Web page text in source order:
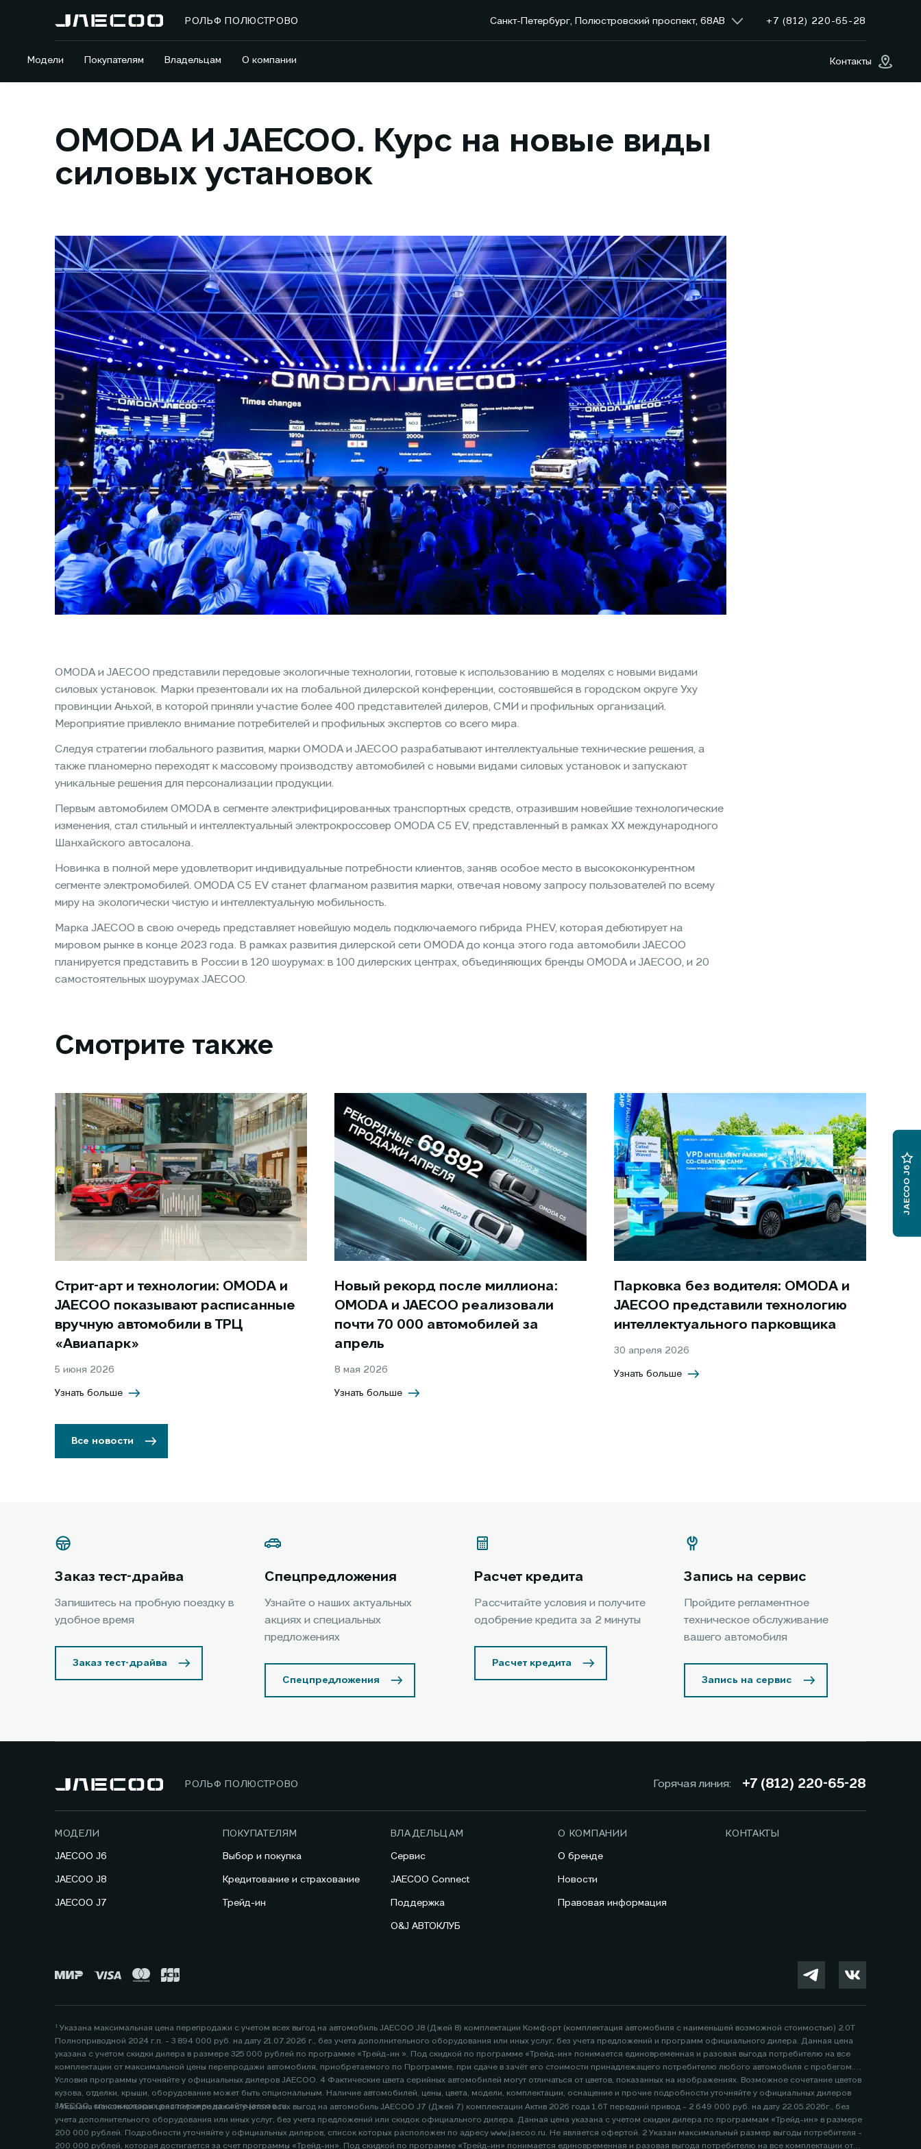
РОЛЬФ ПОЛЮСТРОВО Санкт-Петербург, Полюстровский проспект, 68АВ +7 (812) 220-65-28
Модели Покупателям Владельцам О компании Контакты
JAECOO J6
OMODA И JAECOO. Курс на новые виды
силовых установок
OMODA и JAECOO представили передовые экологичные технологии, готовые к использованию в моделях с новыми видами
силовых установок. Марки презентовали их на глобальной дилерской конференции, состоявшейся в городском округе Уху
провинции Аньхой, в которой приняли участие более 400 представителей дилеров, СМИ и профильных организаций.
Мероприятие привлекло внимание потребителей и профильных экспертов со всего мира.
Следуя стратегии глобального развития, марки OMODA и JAECOO разрабатывают интеллектуальные технические решения, а
также планомерно переходят к массовому производству автомобилей с новыми видами силовых установок и запускают
уникальные решения для персонализации продукции.
Первым автомобилем OMODA в сегменте электрифицированных транспортных средств, отразившим новейшие технологические
изменения, стал стильный и интеллектуальный электрокроссовер OMODA С5 EV, представленный в рамках XX международного
Шанхайского автосалона.
Новинка в полной мере удовлетворит индивидуальные потребности клиентов, заняв особое место в высококонкурентном
сегменте электромобилей. OMODA С5 EV станет флагманом развития марки, отвечая новому запросу пользователей по всему
миру на экологически чистую и интеллектуальную мобильность.
Марка JAECOO в свою очередь представляет новейшую модель подключаемого гибрида PHEV, которая дебютирует на
мировом рынке в конце 2023 года. В рамках развития дилерской сети OMODA до конца этого года автомобили JAECOO
планируется представить в России в 120 шоурумах: в 100 дилерских центрах, объединяющих бренды OMODA и JAECOO, и 20
самостоятельных шоурумах JAECOO.
Смотрите также
Стрит-арт и технологии: OMODA и
JAECOO показывают расписанные
вручную автомобили в ТРЦ
«Авиапарк»
5 июня 2026
Узнать больше
Новый рекорд после миллиона:
OMODA и JAECOO реализовали
почти 70 000 автомобилей за
апрель
8 мая 2026
Узнать больше
Парковка без водителя: OMODA и
JAECOO представили технологию
интеллектуального парковщика
30 апреля 2026
Узнать больше
Все новости
Заказ тест-драйва
Запишитесь на пробную поездку в
удобное время
Заказ тест-драйва
Спецпредложения
Узнайте о наших актуальных
акциях и специальных
предложениях
Спецпредложения
Расчет кредита
Рассчитайте условия и получите
одобрение кредита за 2 минуты
Расчет кредита
Запись на сервис
Пройдите регламентное
техническое обслуживание
вашего автомобиля
Запись на сервис
РОЛЬФ ПОЛЮСТРОВО Горячая линия: +7 (812) 220-65-28
МОДЕЛИ
JAECOO J6
JAECOO J8
JAECOO J7
ПОКУПАТЕЛЯМ
Выбор и покупка
Кредитование и страхование
Трейд-ин
ВЛАДЕЛЬЦАМ
Сервис
JAECOO Connect
Поддержка
O&J АВТОКЛУБ
О КОМПАНИИ
О бренде
Новости
Правовая информация
КОНТАКТЫ
¹ Указана максимальная цена перепродажи с учетом всех выгод на автомобиль JAECOO J8 (Джей 8) комплектации Комфорт (комплектация автомобиля с наименьшей возможной стоимостью) 2.0Т
Полноприводной 2024 г.п. - 3 894 000 руб. на дату 21.07.2026 г., без учета дополнительного оборудования или иных услуг, без учета предложений и программ официального дилера. Данная цена
указана с учетом скидки дилера в размере 325 000 рублей по программе «Трейд-ин ». Под скидкой по программе «Трейд-ин» понимается единовременная и разовая выгода потребителю на все
комплектации от максимальной цены перепродажи автомобиля, приобретаемого по Программе, при сдаче в зачёт его стоимости принадлежащего потребителю любого автомобиля с пробегом.
Условия программы уточняйте у официальных дилеров JAECOO. 4 Фактические цвета серийных автомобилей могут отличаться от цветов, показанных на изображениях. Возможное сочетание цветов
кузова, отделки, крыши, оборудование может быть опциональным. Наличие автомобилей, цены, цвета, модели, комплектации, оснащение и прочие подробности уточняйте у официальных дилеров
JAECOO, список которых расположен на сайте jaecoo.ru
² Указана максимальная цена перепродажи с учетом всех выгод на автомобиль JAECOO J7 (Джей 7) комплектации Актив 2026 года 1.6Т передний привод - 2 649 000 руб. на дату 22.05.2026г., без
учета дополнительного оборудования или иных услуг, без учета предложений или скидок официального дилера. Данная цена указана с учетом скидки дилера по программам «Трейд-ин» в размере
200 000 рублей. Подробности уточняйте у официальных дилеров, список которых расположен по адресу www.jaecoo.ru. Не является офертой. 2 Указан максимальный размер выгоды потребителя -
200 000 рублей, которая достигается за счет программы «Трейд-ин». Под скидкой по программе «Трейд-ин» понимается единовременная и разовая выгода потребителю на все комплектации от